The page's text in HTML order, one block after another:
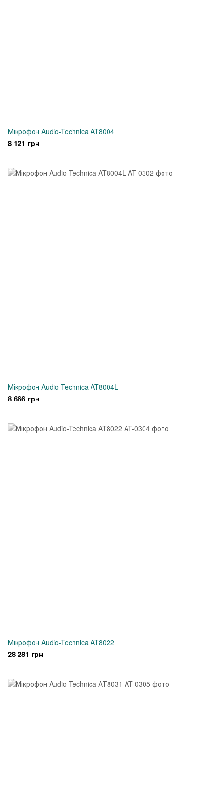
Мікрофон Audio-Technica AT8004
8 121 грн
Мікрофон Audio-Technica AT8004L
8 666 грн
Мікрофон Audio-Technica AT8022
28 281 грн